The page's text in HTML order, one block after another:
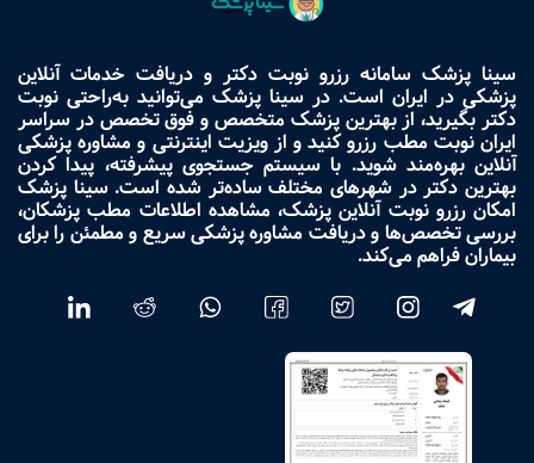
سینا پزشک سامانه رزرو نوبت دکتر و دریافت خدمات آنلاین
پزشکی در ایران است. در سینا پزشک می‌توانید به‌راحتی نوبت
دکتر بگیرید، از بهترین پزشک متخصص و فوق تخصص در سراسر
ایران نوبت مطب رزرو کنید و از ویزیت اینترنتی و مشاوره پزشکی
آنلاین بهره‌مند شوید. با سیستم جستجوی پیشرفته، پیدا کردن
بهترین دکتر در شهرهای مختلف ساده‌تر شده است. سینا پزشک
امکان رزرو نوبت آنلاین پزشک، مشاهده اطلاعات مطب پزشکان،
بررسی تخصص‌ها و دریافت مشاوره پزشکی سریع و مطمئن را برای
بیماران فراهم می‌کند.